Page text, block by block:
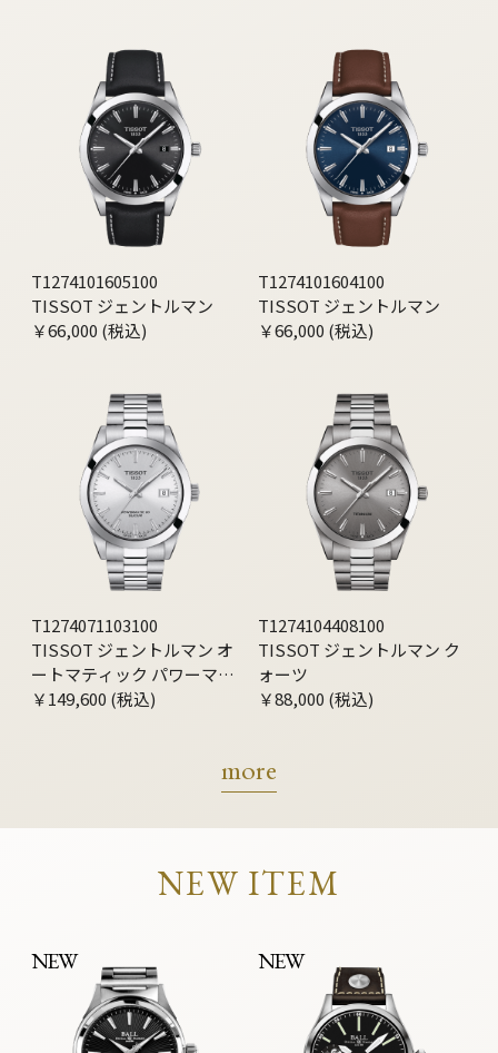
T1274101605100
TISSOT ジェントルマン
￥66,000 (税込)
T1274101604100
TISSOT ジェントルマン
￥66,000 (税込)
T1274071103100
TISSOT ジェントルマン オ
ートマティック パワーマテ
ィック80 シリシウム
￥149,600 (税込)
T1274104408100
TISSOT ジェントルマン ク
ォーツ
￥88,000 (税込)
more
NEW ITEM
NEW NEW